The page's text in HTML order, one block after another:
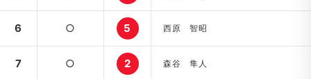
6 ○ 5 西原 智昭
7 ○ 2 森谷 隼人